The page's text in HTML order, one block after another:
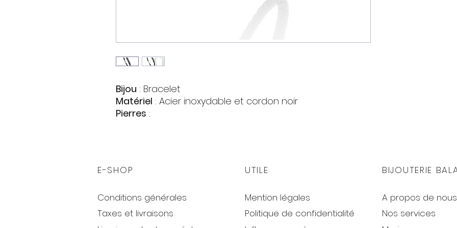
Bijou : Bracelet
Matériel : Acier inoxydable et cordon noir
Pierres :
Taille
E-SHOP
Conditions générales
Taxes et livraisons
UTILE
Mention légales
Politique de confidentialité
BIJOUTERIE
A propos de nous
Nos services